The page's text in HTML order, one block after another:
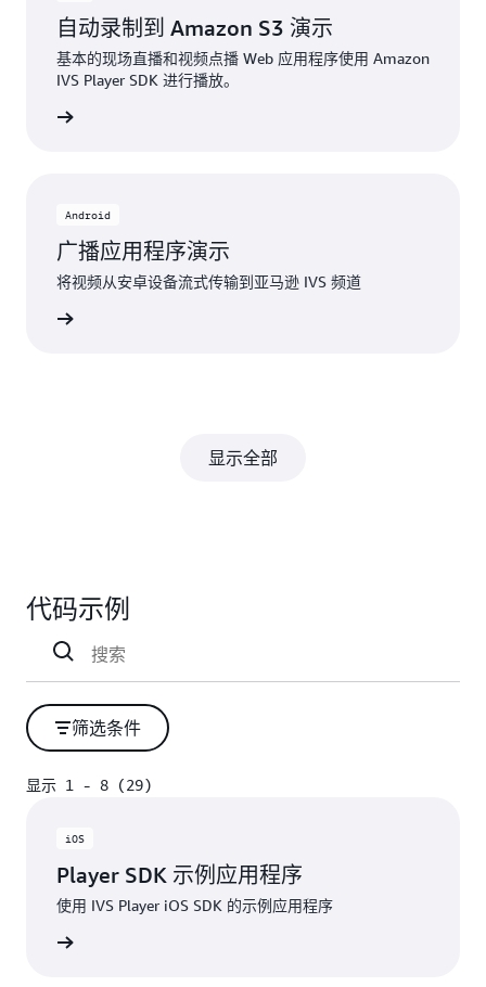
自动录制到 Amazon S3 演示
基本的现场直播和视频点播 Web 应用程序使用 Amazon
IVS Player SDK 进行播放。
Android
广播应用程序演示
将视频从安卓设备流式传输到亚马逊 IVS 频道
显示全部
代码示例
筛选条件
显示 1 - 8 (29)
iOS
Player SDK 示例应用程序
使用 IVS Player iOS SDK 的示例应用程序